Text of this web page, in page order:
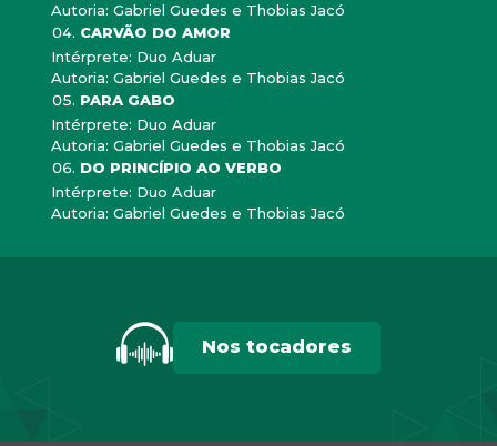
Autoria: Gabriel Guedes e Thobias Jacó
CARVÃO DO AMOR
Intérprete: Duo Aduar
Autoria: Gabriel Guedes e Thobias Jacó
PARA GABO
Intérprete: Duo Aduar
Autoria: Gabriel Guedes e Thobias Jacó
DO PRINCÍPIO AO VERBO
Intérprete: Duo Aduar
Autoria: Gabriel Guedes e Thobias Jacó
Nos tocadores